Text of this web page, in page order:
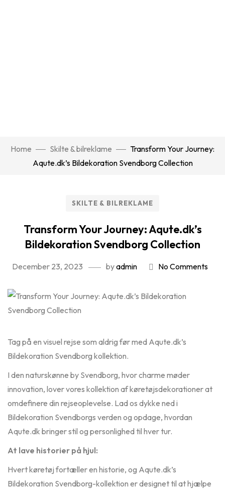
Home Skilte & bilreklame
Transform Your Journey:
Aqute.dk’s Bildekoration Svendborg Collection
SKILTE & BILREKLAME
Transform Your Journey: Aqute.dk’s
Bildekoration Svendborg Collection
December 23, 2023 byadmin No Comments
Tag på en visuel rejse som aldrig før med Aqute.dk’s
Bildekoration Svendborg kollektion.
I den naturskønne by Svendborg, hvor charme møder
innovation, lover vores kollektion af køretøjsdekorationer at
omdefinere din rejseoplevelse. Lad os dykke ned i
Bildekoration Svendborgs verden og opdage, hvordan
Aqute.dk bringer stil og personlighed til hver tur.
At lave historier på hjul:
Hvert køretøj fortæller en historie, og Aqute.dk’s
Bildekoration Svendborg-kollektion er designet til at hjælpe